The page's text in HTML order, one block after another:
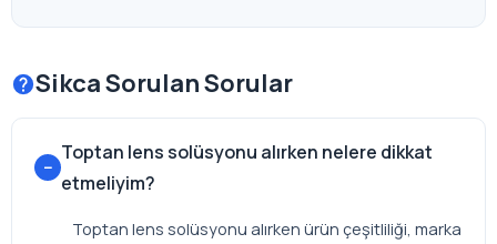
Sikca Sorulan Sorular
Toptan lens solüsyonu alırken nelere dikkat
etmeliyim?
Toptan lens solüsyonu alırken ürün çeşitliliği, marka